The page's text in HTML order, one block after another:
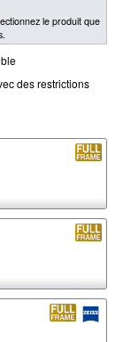
le produit que
des restrictions